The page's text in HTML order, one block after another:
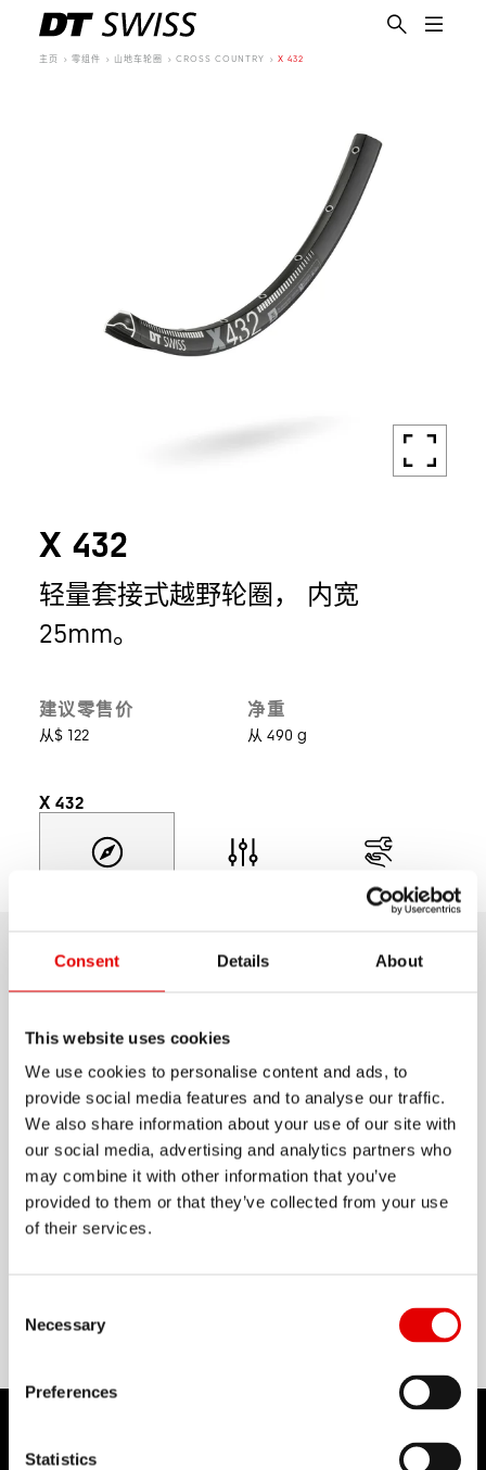
Consent Details About
This website uses cookies
We use cookies to personalise content and ads, to
provide social media features and to analyse our traffic.
We also share information about your use of our site with
our social media, advertising and analytics partners who
may combine it with other information that you’ve
provided to them or that they’ve collected from your use
of their services.
Necessary
Preferences
Statistics
主页 零组件 山地车轮圈 CROSS COUNTRY X 432
X 432
轻量套接式越野轮圈， 内宽
25mm。
建议零售价
从$ 122
净重
从 490 g
X 432
产品支持
总览
越野赛已进入新的趋势： 人造赛道为轮圈立下了新的
高标准。 穿越人造弯道时， 您需要更宽的轮圈来获
得绝佳的轮胎支撑性， 来提高过弯速度， 并且同时
轮圈需保持轻量， 才能有好的加速性。 为此，我们
研发了 X 432。
显示更多